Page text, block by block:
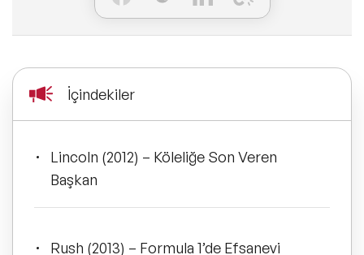
Yeni Konuşmacılarımız
Dijital Dönüşüm Konuşmacıları
Pazarlama Konuşmacıları
Mindfulness Konuşmacıları
Cinsiyet Eşitliği, Çeşitlilik
Kimlerle Yaparız?
Referanslarımız
Sıkça Sorulan Sorular
İçindekiler
Lincoln (2012) – Köleliğe Son Veren
Başkan
Rush (2013) – Formula 1’de Efsanevi